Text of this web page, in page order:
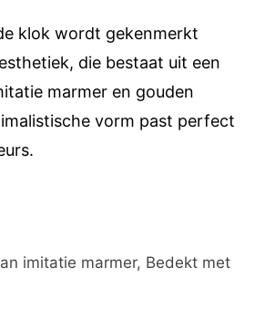
klok wordt gekenmerkt
die bestaat uit een
marmer en gouden
vorm past perfect
imitatie marmer, Bedekt met